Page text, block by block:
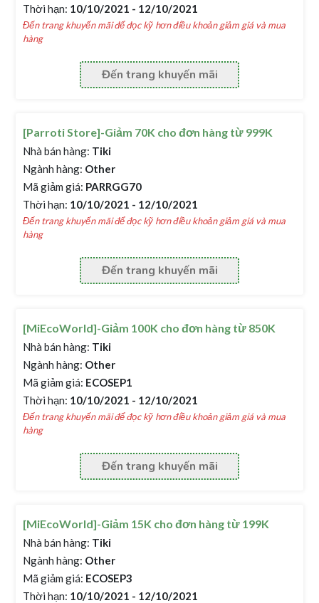
Thời hạn: 10/10/2021 - 12/10/2021
Đến trang khuyến mãi để đọc kỹ hơn điều khoản giảm giá và mua
hàng
Đến trang khuyến mãi
[Parroti Store]-Giảm 70K cho đơn hàng từ 999K
Nhà bán hàng: Tiki
Ngành hàng: Other
Mã giảm giá: PARRGG70
Thời hạn: 10/10/2021 - 12/10/2021
Đến trang khuyến mãi để đọc kỹ hơn điều khoản giảm giá và mua
hàng
Đến trang khuyến mãi
[MiEcoWorld]-Giảm 100K cho đơn hàng từ 850K
Nhà bán hàng: Tiki
Ngành hàng: Other
Mã giảm giá: ECOSEP1
Thời hạn: 10/10/2021 - 12/10/2021
Đến trang khuyến mãi để đọc kỹ hơn điều khoản giảm giá và mua
hàng
Đến trang khuyến mãi
[MiEcoWorld]-Giảm 15K cho đơn hàng từ 199K
Nhà bán hàng: Tiki
Ngành hàng: Other
Mã giảm giá: ECOSEP3
Thời hạn: 10/10/2021 - 12/10/2021